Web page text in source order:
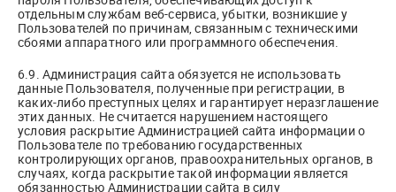
отдельным службам веб-сервиса, убытки, возникшие у
Пользователей по причинам, связанным с техническими
сбоями аппаратного или программного обеспечения.
6.9. Администрация сайта обязуется не использовать
данные Пользователя, полученные при регистрации, в
каких-либо преступных целях и гарантирует неразглашение
этих данных. Не считается нарушением настоящего
условия раскрытие Администрацией сайта информации о
Пользователе по требованию государственных
контролирующих органов, правоохранительных органов, в
случаях, когда раскрытие такой информации является
обязанностью Администрации сайта в силу